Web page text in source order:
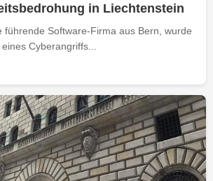
in Liechtenstein
führende Software-Firma aus Bern, wurde
Cyberangriffs...